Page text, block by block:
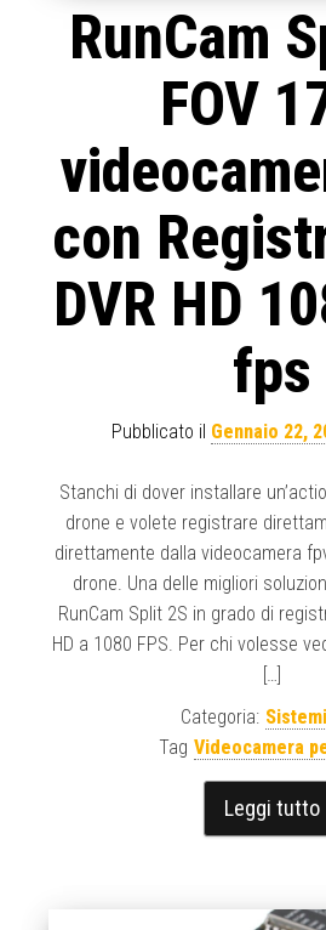
RunCam
FOV
con
DVR HD
fps
Pubblicato il Gennaio 22,
Stanchi di dover installare
drone e volete registrare
direttamente dalla videocamera
drone. Una delle migliori
RunCam Split 2S in grado di
HD a 1080 FPS. Per chi volesse
[…]
Categoria:
Tag Videocamera
Leggi tutto